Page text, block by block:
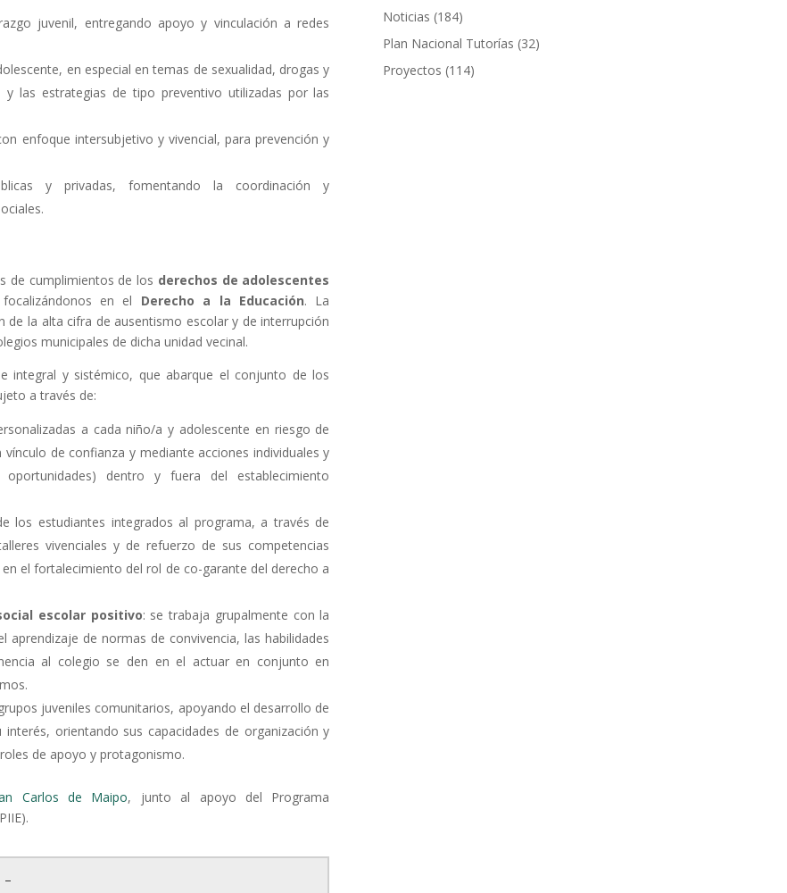
juvenil, entregando apoyo y vinculación a redes
en especial en temas de sexualidad, drogas y
las estrategias de tipo preventivo utilizadas por las
enfoque intersubjetivo y vivencial, para prevención y
y privadas, fomentando la coordinación y
de cumplimientos de los derechos de adolescentes
en el Derecho a la Educación. La
de la alta cifra de ausentismo escolar y de interrupción
municipales de dicha unidad vecinal.
integral y sistémico, que abarque el conjunto de los
a través de:
a cada niño/a y adolescente en riesgo de
de confianza y mediante acciones individuales y
dentro y fuera del establecimiento
los estudiantes integrados al programa, a través de
vivenciales y de refuerzo de sus competencias
el fortalecimiento del rol de co-garante del derecho a
escolar positivo: se trabaja grupalmente con la
de normas de convivencia, las habilidades
al colegio se den en el actuar en conjunto en
juveniles comunitarios, apoyando el desarrollo de
orientando sus capacidades de organización y
de apoyo y protagonismo.
Carlos de Maipo, junto al apoyo del Programa
–
Noticias (184)
Plan Nacional Tutorías (32)
Proyectos (114)